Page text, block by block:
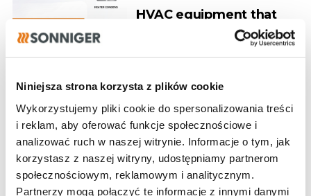
Niniejsza strona korzysta z plików cookie
Wykorzystujemy pliki cookie do spersonalizowania treści
i reklam, aby oferować funkcje społecznościowe i
analizować ruch w naszej witrynie. Informacje o tym, jak
korzystasz z naszej witryny, udostępniamy partnerom
społecznościowym, reklamowym i analitycznym.
Partnerzy mogą połączyć te informacje z innymi danymi
HVAC equipment that
gives you an edge in
28.07.2026
Designer Program